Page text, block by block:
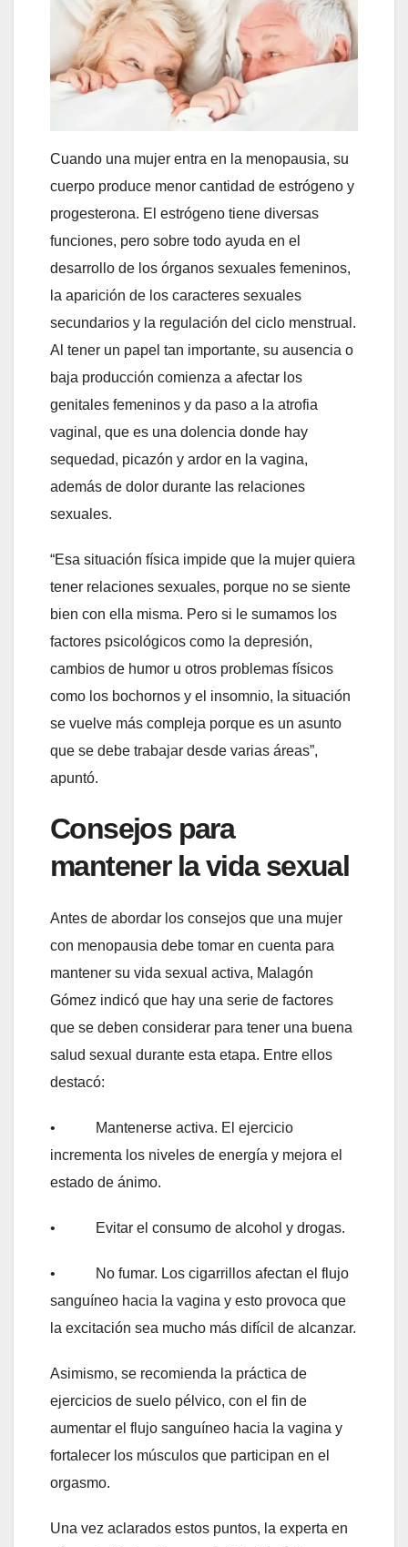
Cuando una mujer entra en la menopausia, su
cuerpo produce menor cantidad de estrógeno y
progesterona. El estrógeno tiene diversas
funciones, pero sobre todo ayuda en el
desarrollo de los órganos sexuales femeninos,
la aparición de los caracteres sexuales
secundarios y la regulación del ciclo menstrual.
Al tener un papel tan importante, su ausencia o
baja producción comienza a afectar los
genitales femeninos y da paso a la atrofia
vaginal, que es una dolencia donde hay
sequedad, picazón y ardor en la vagina,
además de dolor durante las relaciones
sexuales.
“Esa situación física impide que la mujer quiera
tener relaciones sexuales, porque no se siente
bien con ella misma. Pero si le sumamos los
factores psicológicos como la depresión,
cambios de humor u otros problemas físicos
como los bochornos y el insomnio, la situación
se vuelve más compleja porque es un asunto
que se debe trabajar desde varias áreas”,
apuntó.
Consejos para
mantener la vida sexual
Antes de abordar los consejos que una mujer
con menopausia debe tomar en cuenta para
mantener su vida sexual activa, Malagón
Gómez indicó que hay una serie de factores
que se deben considerar para tener una buena
salud sexual durante esta etapa. Entre ellos
destacó:
• Mantenerse activa. El ejercicio
incrementa los niveles de energía y mejora el
estado de ánimo.
• Evitar el consumo de alcohol y drogas.
• No fumar. Los cigarrillos afectan el flujo
sanguíneo hacia la vagina y esto provoca que
la excitación sea mucho más difícil de alcanzar.
Asimismo, se recomienda la práctica de
ejercicios de suelo pélvico, con el fin de
aumentar el flujo sanguíneo hacia la vagina y
fortalecer los músculos que participan en el
orgasmo.
Una vez aclarados estos puntos, la experta en